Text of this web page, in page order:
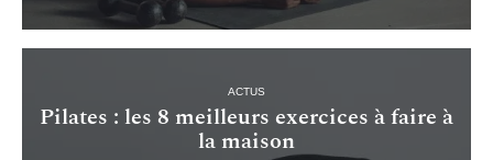
ACTUS
Pilates : les 8 meilleurs exercices à faire à
la maison